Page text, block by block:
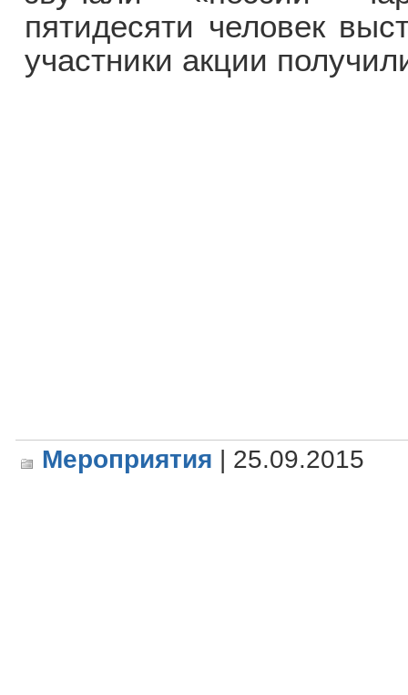
пятидесяти человек
участники акции
Мероприятия | 25.09.2015